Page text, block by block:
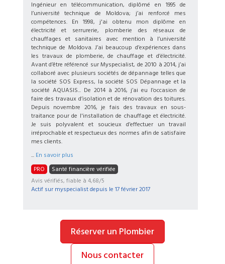
Ingénieur en télécommunication, diplômé en 1995 de
l’université technique de Moldova; j’ai renforcé mes
compétences. En 1998, j'ai obtenu mon diplôme en
électricité et serrurerie, plomberie des réseaux de
chauffages et sanitaires avec mention à l’université
technique de Moldova. J’ai beaucoup d’expériences dans
les travaux de plomberie, de chauffage et d’électricité.
Avant d’être référencé sur Myspecialist, de 2010 à 2014, j’ai
collaboré avec plusieurs sociétés de dépannage telles que
la société SOS Express, la société SOS Dépannage et la
société AQUASIS... De 2014 à 2016, j’ai eu l’occasion de
faire des travaux d’isolation et de rénovation des toitures.
Depuis novembre 2016, je fais des travaux en sous-
traitance pour de l'installation de chauffage et électricité.
Je suis polyvalent et soucieux d’effectuer un travail
irréprochable et respectueux des normes afin de satisfaire
mes clients.
... En savoir plus
PRO
Santé financière vérifiée
Avis vérifiés, fiable à 4,68/5
Actif sur myspecialist depuis le 17 février 2017
Réserver un Plombier
Nous contacter